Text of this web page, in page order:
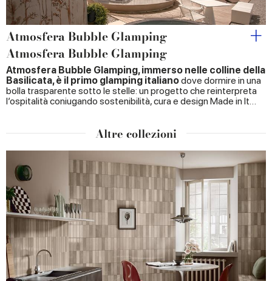
Atmosfera Bubble Glamping
Atmosfera Bubble Glamping
Atmosfera Bubble Glamping, immerso nelle colline della
Basilicata, è il primo glamping italianodove dormire in una
bolla trasparente sotto le stelle: un progetto che reinterpreta
l’ospitalità coniugando sostenibilità, cura e design Made in It…
Altre collezioni